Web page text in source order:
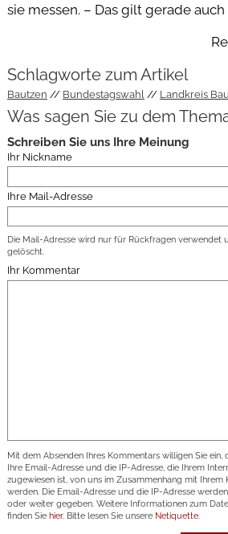
sie messen. – Das gilt gerade
Schlagworte zum Artikel
Bautzen Bundestagswahl Landkreis
Was sagen Sie zu dem
Schreiben Sie uns Ihre Meinung
Ihr Nickname
Ihre Mail-Adresse
Die Mail-Adresse wird nur für Rückfragen verwendet
gelöscht.
Ihr Kommentar
Mit dem Absenden Ihres Kommentars willigen Sie ein,
Ihre Email-Adresse und die IP-Adresse, die Ihrem
zugewiesen ist, von uns im Zusammenhang mit
werden. Die Email-Adresse und die IP-Adresse
oder weiter gegeben. Weitere Informationen zum
finden Sie hier. Bitte lesen Sie unsere Netiquette.